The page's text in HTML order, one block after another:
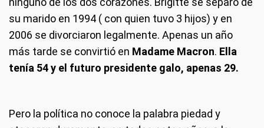
su marido en 1994 ( con quien tuvo 3 hijos) y en
2006 se divorciaron legalmente. Apenas un año
más tarde se convirtió en Madame Macron. Ella
tenía 54 y el futuro presidente galo, apenas 29.
Pero la política no conoce la palabra piedad y